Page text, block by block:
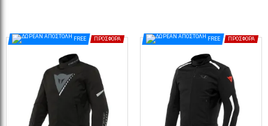
FREE ΠΡΟΣΦΟΡΆ FREE ΠΡΟΣΦΟΡΆ